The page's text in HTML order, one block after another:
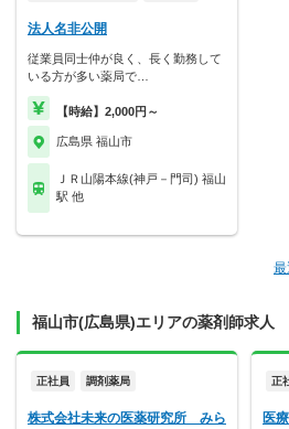
法人名非公開
従業員同士仲が良く、長く勤務して
いる方が多い薬局で…
【時給】2,000円～
広島県 福山市
ＪＲ山陽本線(神戸－門司) 福山
駅 他
福山市(広島県)エリアの薬剤師求人
正社員 調剤薬局
株式会社未来の医薬研究所 みら
正
医